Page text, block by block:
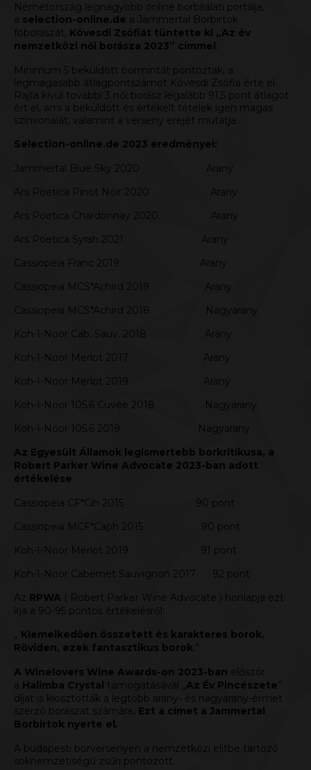
Németország legnagyobb online borbírálati portálja,
a selection-online.de a Jammertal Borbirtok
főborászát, Kövesdi Zsófiát tüntette ki „Az év
nemzetközi női borásza 2023” címmel
Minimum 5 beküldött bormintát pontoztak, a
legmagasabb átlagpontszámot Kövesdi Zsófia érte el.
Rajta kívül további 3 női borász legalább 91,5 pont átlagot
ért el, ami a beküldött és értékelt tételek igen magas
színvonalát, valamint a verseny erejét mutatja.
Selection-online.de 2023 eredményei:
Jammertal Blue Sky 2020 Arany
Ars Poetica Pinot Noir 2020 Arany
Ars Poetica Chardonnay 2020 Arany
Ars Poetica Syrah 2021 Arany
Cassiopeia Franc 2019 Arany
Cassiopeia MCS*Achird 2019 Arany
Cassiopeia MCS*Achird 2018 Nagyarany
Koh-I-Noor Cab. Sauv. 2018 Arany
Koh-I-Noor Merlot 2017 Arany
Koh-I-Noor Merlot 2019 Arany
Koh-I-Noor 105.6 Cuvée 2018 Nagyarany
Koh-I-Noor 105.6 2019 Nagyarany
Az Egyesült Államok legismertebb borkritikusa, a
Robert Parker Wine Advocate 2023-ban adott
értékelése
Cassiopeia CF*Cih 2015 90 pont
Cassiopeia MCF*Caph 2015 90 pont
Koh-I-Noor Merlot 2019 91 pont
Koh-I-Noor Cabernet Sauvignon 2017 92 pont
Az RPWA ( Robert Parker Wine Advocate ) honlapja ezt
írja a 90-95 pontos értékelésről:
„ Kiemelkedően összetett és karakteres borok.
Röviden, ezek fantasztikus borok .”
A Winelovers Wine Awards-on 2023-ban először
a Halimba Crystal támogatásával „Az Év Pincészete”
díjat is kiosztották a legtöbb arany- és nagyarany-érmet
szerző borászat számára. Ezt a címet a Jammertal
Borbirtok nyerte el.
A budapesti borversenyen a nemzetközi elitbe tartozó
soknemzetiségű zsűri pontozott.